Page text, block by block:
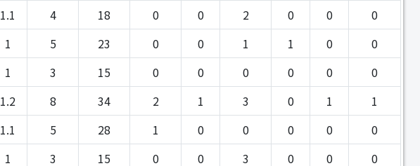
1.1 4 18 0 0 2 0 0
0
1 5 23 0 0 1 1 0
0
1 3 15 0 0 0 0 0
0
1.2 8 34 2 1 3 0 1
1
1.1 5 28 1 0 0 0 0
0
1 3 15 0 0 3 0 0
0